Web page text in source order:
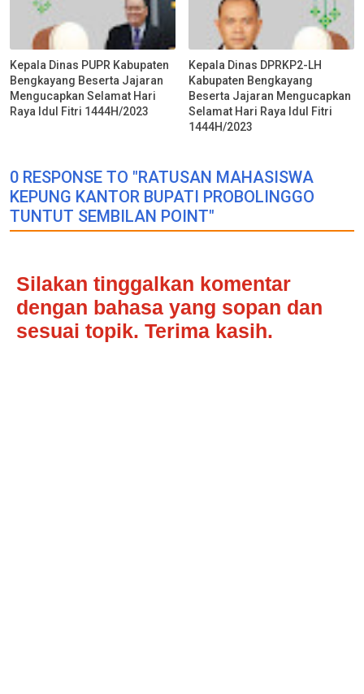
Kepala Dinas PUPR Kabupaten
Bengkayang Beserta Jajaran
Mengucapkan Selamat Hari
Raya Idul Fitri 1444H/2023
Kepala Dinas DPRKP2-LH
Kabupaten Bengkayang
Beserta Jajaran Mengucapkan
Selamat Hari Raya Idul Fitri
1444H/2023
0 RESPONSE TO "RATUSAN MAHASISWA
KEPUNG KANTOR BUPATI PROBOLINGGO
TUNTUT SEMBILAN POINT"
Silakan tinggalkan komentar
dengan bahasa yang sopan dan
sesuai topik. Terima kasih.